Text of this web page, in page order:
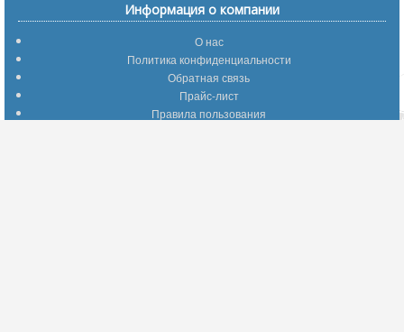
Информация о компании
О нас
Политика конфиденциальности
Обратная связь
Прайс-лист
Правила пользования